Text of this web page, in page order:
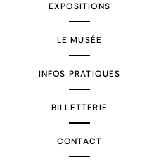
EXPOSITIONS
LE MUSÉE
INFOS PRATIQUES
BILLETTERIE
CONTACT